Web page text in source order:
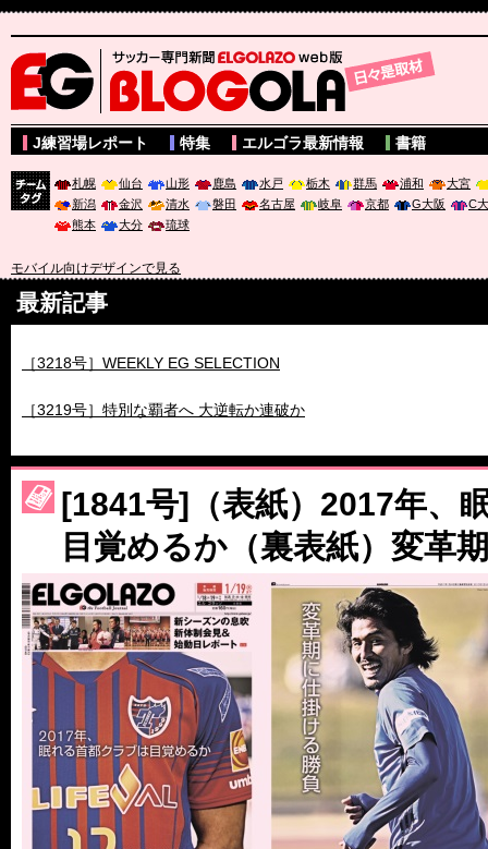
サッカー専門新聞ELGOLAZO web版 BLOGOLA
J練習場レポート 特集 エルゴラ最新情報 書籍
札幌 仙台 山形 鹿島 水戸 栃木 群馬 浦和
大宮
新潟
金沢 清水 磐田 名古屋 岐阜 京都 G大阪
C
熊本
大分 琉球
モバイル向けデザインで見る
最新記事
［3220号］伝説の王者、黄金のシャーレ
［3230号］世界一への夢は終わらない
［3223号］一丸。日本出陣
［3222号］史上最大のW杯開幕 注目は「個」
[1841号]（表紙）2017年、
目覚めるか（裏表紙）変革